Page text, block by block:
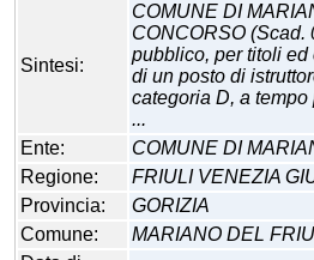
Sintesi:
COMUNE DI
CONCORSO (Scad.
pubblico, per titoli ed
di un posto di
categoria D, a
...
Ente:
COMUNE DI
Regione:
FRIULI VENEZIA
Provincia:
GORIZIA
Comune:
MARIANO DEL